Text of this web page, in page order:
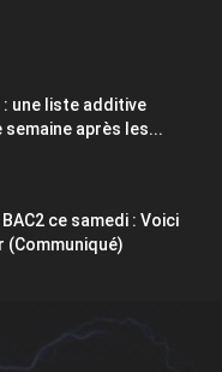
: une liste additive
semaine après les...
ce samedi : Voici